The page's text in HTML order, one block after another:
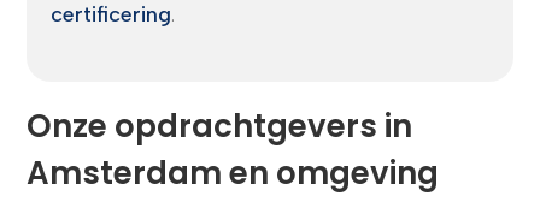
certificering.
Onze opdrachtgevers in
Amsterdam en omgeving